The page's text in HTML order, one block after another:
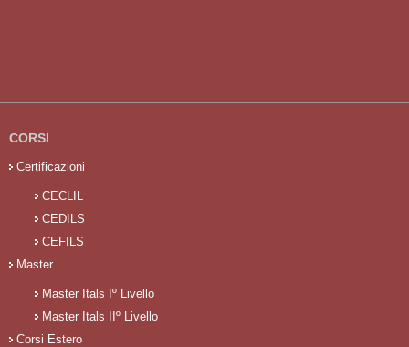
CORSI
Certificazioni
CECLIL
CEDILS
CEFILS
Master
Master Itals Iº Livello
Master Itals IIº Livello
Corsi Estero